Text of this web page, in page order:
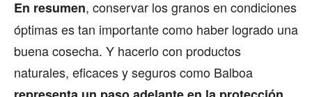
En resumen, conservar los granos en condiciones
óptimas es tan importante como haber logrado una
buena cosecha. Y hacerlo con productos
naturales, eficaces y seguros como Balboa